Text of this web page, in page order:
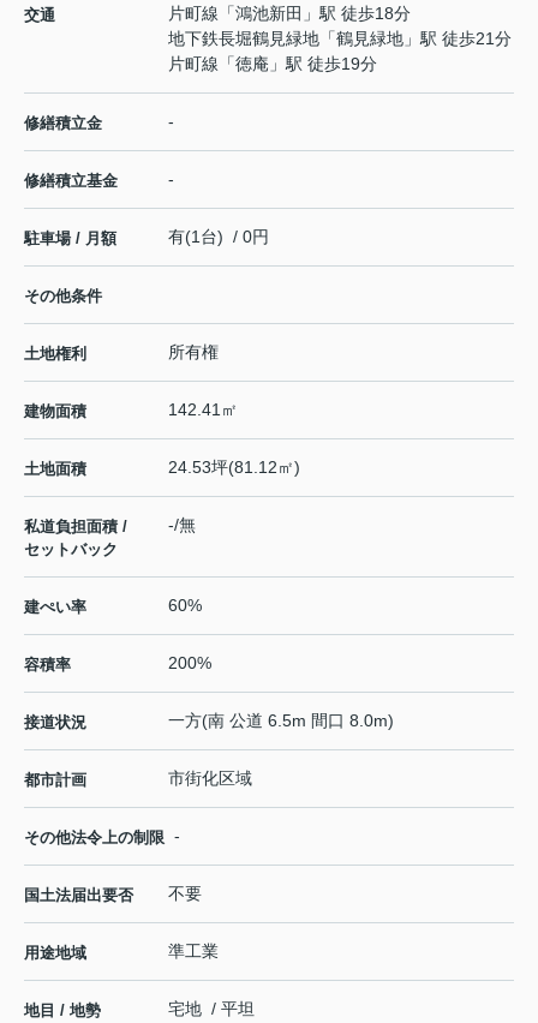
交通 片町線 「鴻池新田 」駅 徒歩18分
地下鉄長堀鶴見緑地 「鶴見緑地 」駅 徒歩21分
片町線 「徳庵 」駅 徒歩19分
修繕積立金 -
修繕積立基金 -
駐車場 / 月額 有(1台) / 0円
その他条件
土地権利 所有権
建物面積 142.41㎡
土地面積 24.53坪(81.12㎡)
私道負担面積 /
セットバック
-/無
建ぺい率 60%
容積率 200%
接道状況 一方(南 公道 6.5m 間口 8.0m)
都市計画 市街化区域
その他法令上の制限 -
国土法届出要否 不要
用途地域 準工業
地目 / 地勢 宅地 / 平坦